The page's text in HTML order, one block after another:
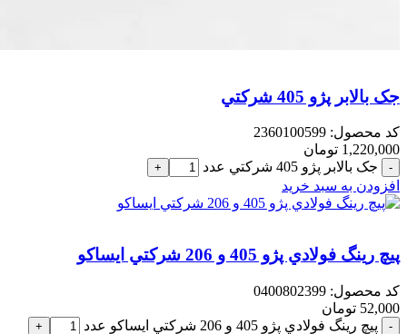
جک بالابر پژو 405 شرکتي
کد محصول: 2360100599
1,220,000 تومان
جک بالابر پژو 405 شرکتي عدد
افزودن به سبد خرید
پيچ رينگ فولادي پژو 405 و 206 شرکتي ایساکو
کد محصول: 0400802399
52,000 تومان
پيچ رينگ فولادي پژو 405 و 206 شرکتي ایساکو عدد